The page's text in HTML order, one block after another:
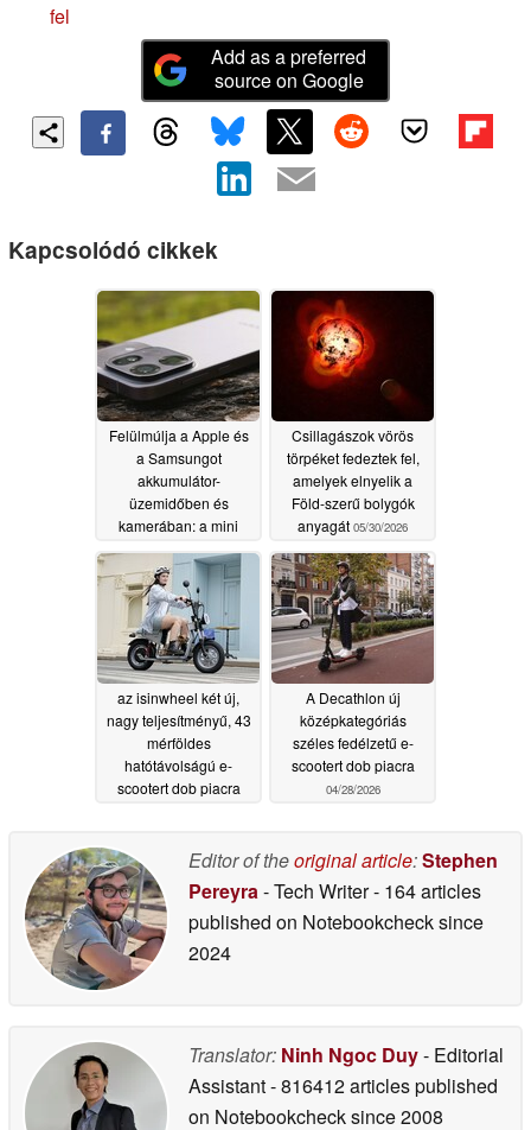
fel
Add as a preferred
source on Google
Kapcsolódó cikkek
Felülmúlja a Apple és
a Samsungot
akkumulátor-
üzemidőben és
kamerában: a mini
zászlóshajó
okostelefon még
mindig csalódást okoz
a felülvizsgálatban
06/07/2026
Csillagászok vörös
törpéket fedeztek fel,
amelyek elnyelik a
Föld-szerű bolygók
anyagát 05/30/2026
az isinwheel két új,
nagy teljesítményű, 43
mérföldes
hatótávolságú e-
scootert dob piacra
A Decathlon új
középkategóriás
széles fedélzetű e-
scootert dob piacra
04/28/2026
Editor of theoriginal article:Stephen
Pereyra- Tech Writer- 164 articles
published on Notebookchecksince
2024
Translator: Ninh Ngoc Duy- Editorial
Assistant- 816412 articles published
on Notebookchecksince 2008